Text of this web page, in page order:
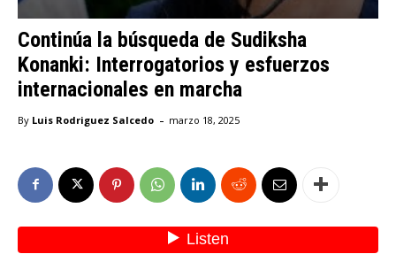
Continúa la búsqueda de Sudiksha
Konanki: Interrogatorios y esfuerzos
internacionales en marcha
By Luis Rodriguez Salcedo - marzo 18, 2025